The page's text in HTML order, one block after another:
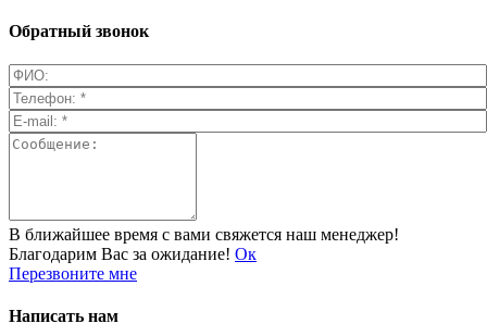
Обратный звонок
В ближайшее время с вами свяжется наш менеджер!
Благодарим Вас за ожидание! Ок
Перезвоните мне
Написать нам